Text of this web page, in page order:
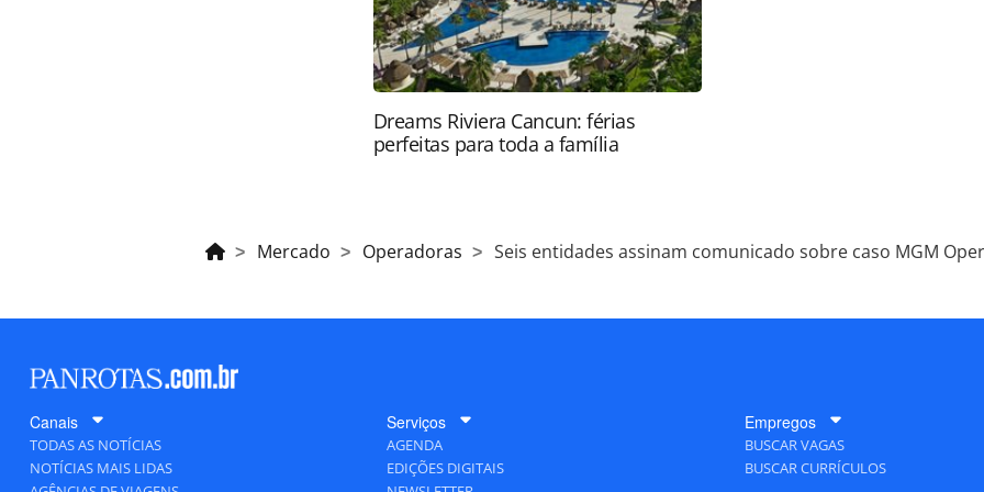
Dreams Riviera Cancun: férias
perfeitas para toda a família
Mercado Operadoras Seis entidades assinam comunicado sobre caso MGM
Canais
TODAS AS NOTÍCIAS
NOTÍCIAS MAIS LIDAS
Serviços
AGENDA
EDIÇÕES DIGITAIS
Empregos
BUSCAR VAGAS
BUSCAR CURRÍCULOS